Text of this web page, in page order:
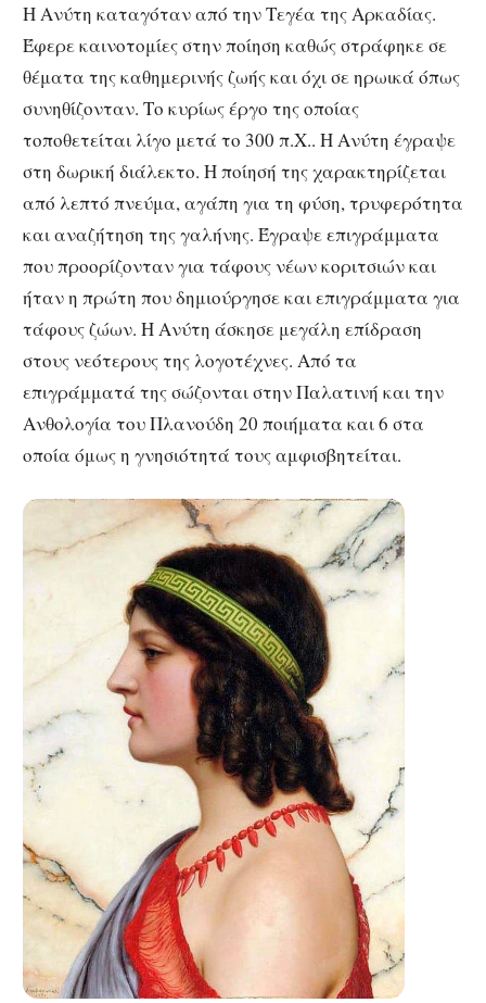
Η Ανύτη καταγόταν από την Τεγέα της Αρκαδίας.
Έφερε καινοτομίες στην ποίηση καθώς στράφηκε σε
θέματα της καθημερινής ζωής και όχι σε ηρωικά όπως
συνηθίζονταν. Το κυρίως έργο της οποίας
τοποθετείται λίγο μετά το 300 π.Χ.. Η Ανύτη έγραψε
στη δωρική διάλεκτο. Η ποίησή της χαρακτηρίζεται
από λεπτό πνεύμα, αγάπη για τη φύση, τρυφερότητα
και αναζήτηση της γαλήνης. Έγραψε επιγράμματα
που προορίζονταν για τάφους νέων κοριτσιών και
ήταν η πρώτη που δημιούργησε και επιγράμματα για
τάφους ζώων. Η Ανύτη άσκησε μεγάλη επίδραση
στους νεότερους της λογοτέχνες. Από τα
επιγράμματά της σώζονται στην Παλατινή και την
Ανθολογία του Πλανούδη 20 ποιήματα και 6 στα
οποία όμως η γνησιότητά τους αμφισβητείται.